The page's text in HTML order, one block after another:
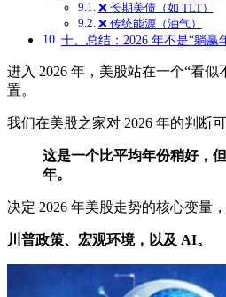
❌ 长期美债（如 TLT）
❌ 传统能源（油气）
十、总结：2026 年不是“躺赢
进入 2026 年，美股站在一个“看
置。
我们在美股之家对 2026 年的判断
这是一个比平均年份稍好，
年。
决定 2026 年美股走势的核心变量
川普政策、宏观环境，以及 AI。